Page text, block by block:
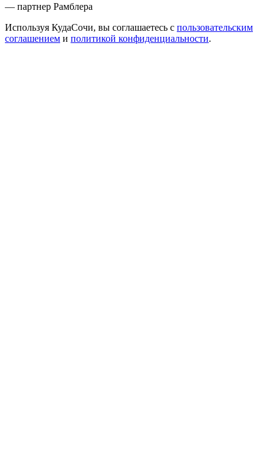
— партнер Рамблера
Используя КудаСочи, вы соглашаетесь с пользовательским
соглашением и политикой конфиденциальности.